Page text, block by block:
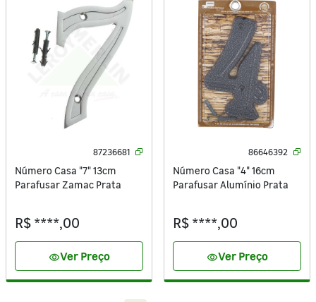
87236681
Número Casa "7" 13cm
Parafusar Zamac Prata
R$ ****,00
visibilityVer Preço
86646392
Número Casa "4" 16cm
Parafusar Alumínio Prata
R$ ****,00
visibilityVer Preço